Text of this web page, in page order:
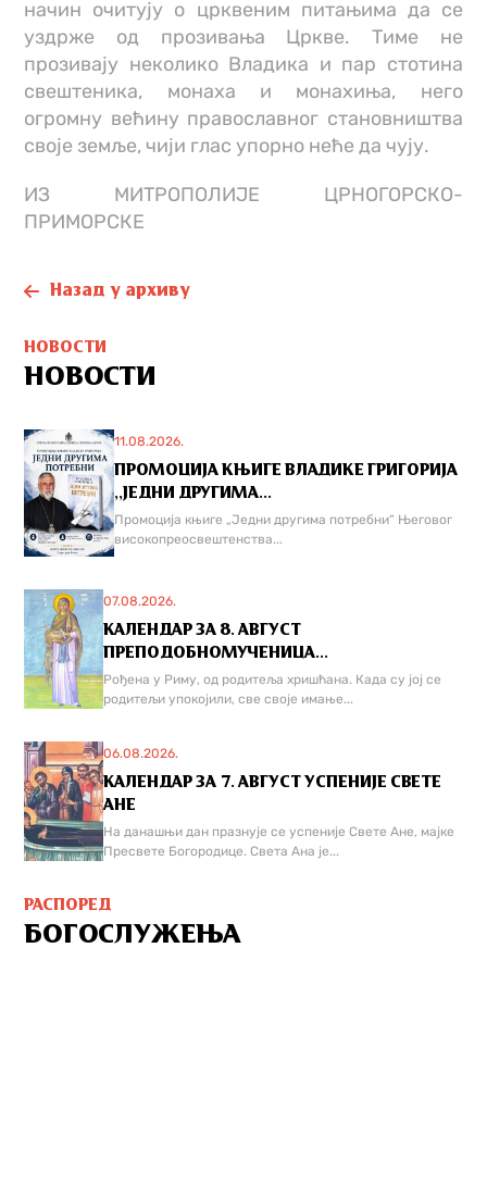
начин очитују о црквеним питањима да се
уздрже од прозивања Цркве. Тиме не
прозивају неколико Владика и пар стотина
свештеника, монаха и монахиња, него
огромну већину православног становништва
своје земље, чији глас упорно неће да чују.
ИЗ МИТРОПОЛИЈЕ ЦРНОГОРСКО-
ПРИМОРСКЕ
Назад у архиву
НОВОСТИ
НОВОСТИ
11.08.2026.
ПРОМОЦИЈА КЊИГЕ ВЛАДИКЕ ГРИГОРИЈА
,,ЈЕДНИ ДРУГИМА...
Промоција књиге „Једни другима потребни“ Његовог
високопреосвештенства...
07.08.2026.
КАЛЕНДАР ЗА 8. АВГУСТ
ПРЕПОДОБНОМУЧЕНИЦА...
Рођена у Риму, од родитеља хришћана. Када су јој се
родитељи упокојили, све своје имање...
06.08.2026.
КАЛЕНДАР ЗА 7. АВГУСТ УСПЕНИЈЕ СВЕТЕ
АНЕ
На данашњи дан празнује се успеније Свете Ане, мајке
Пресвете Богородице. Света Ана је...
РАСПОРЕД
БОГОСЛУЖЕЊА